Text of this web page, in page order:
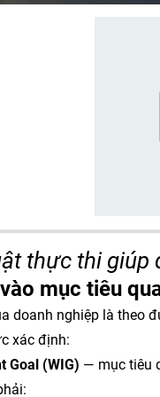
thực thi giúp
mục tiêu
doanh nghiệp là theo
xác định:
Goal (WIG) — mục tiêu